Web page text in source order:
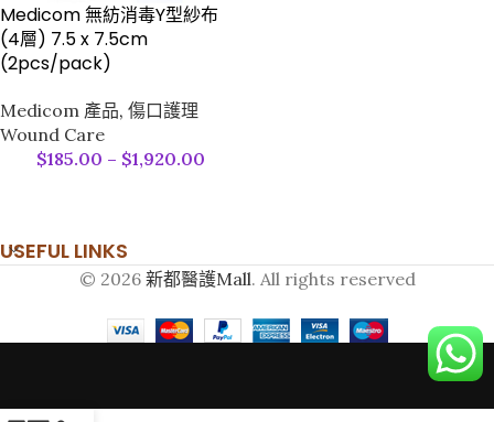
Medicom 無紡消毒Y型紗布
(4層) 7.5 x 7.5cm
(2pcs/pack)
Medicom 產品, 傷口護理
Wound Care
$185.00 – $1,920.00
USEFUL LINKS
© 2026 新都醫護Mall. All rights reserved